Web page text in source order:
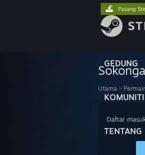
GEDUNG
KOMUNITI
TENTANG
Pasang
Utama >
Daftar